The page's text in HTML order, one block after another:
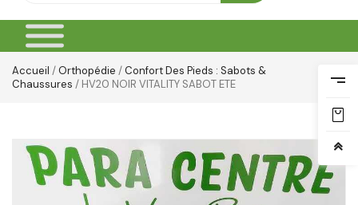
Accueil / Orthopédie /Confort Des Pieds : Sabots &
Chaussures / HV20 NOIR VITALITY SABOT ETE